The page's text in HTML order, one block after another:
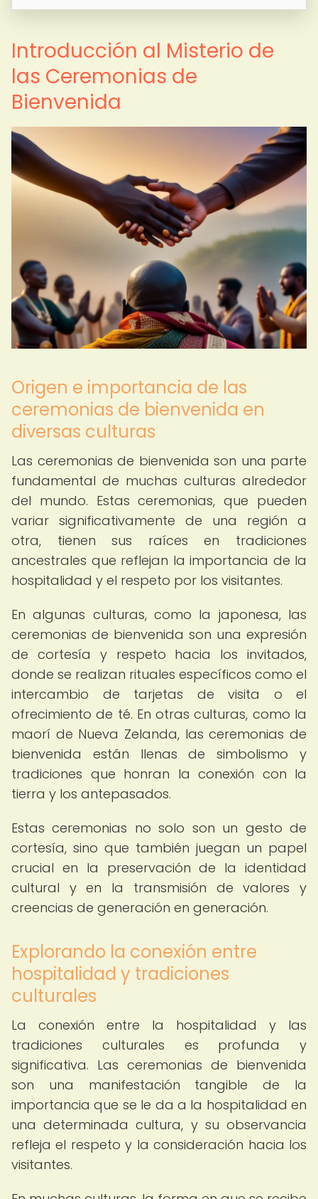
Introducción al Misterio de
las Ceremonias de
Bienvenida
Origen e importancia de las
ceremonias de bienvenida en
diversas culturas
Las ceremonias de bienvenida son una parte
fundamental de muchas culturas alrededor
del mundo. Estas ceremonias, que pueden
variar significativamente de una región a
otra, tienen sus raíces en tradiciones
ancestrales que reflejan la importancia de la
hospitalidad y el respeto por los visitantes.
En algunas culturas, como la japonesa, las
ceremonias de bienvenida son una expresión
de cortesía y respeto hacia los invitados,
donde se realizan rituales específicos como el
intercambio de tarjetas de visita o el
ofrecimiento de té. En otras culturas, como la
maorí de Nueva Zelanda, las ceremonias de
bienvenida están llenas de simbolismo y
tradiciones que honran la conexión con la
tierra y los antepasados.
Estas ceremonias no solo son un gesto de
cortesía, sino que también juegan un papel
crucial en la preservación de la identidad
cultural y en la transmisión de valores y
creencias de generación en generación.
Explorando la conexión entre
hospitalidad y tradiciones
culturales
La conexión entre la hospitalidad y las
tradiciones culturales es profunda y
significativa. Las ceremonias de bienvenida
son una manifestación tangible de la
importancia que se le da a la hospitalidad en
una determinada cultura, y su observancia
refleja el respeto y la consideración hacia los
visitantes.